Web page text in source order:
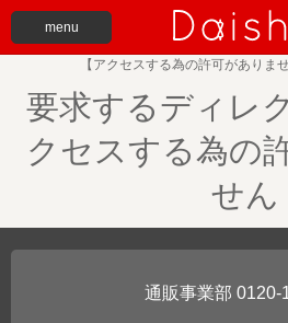
menu
【アクセスする為の許可がありま
要求するディレ
クセスする為の
せん
0120-